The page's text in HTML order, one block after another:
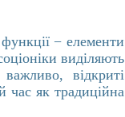
− елементи
виділяють
відкриті
час як традиційна